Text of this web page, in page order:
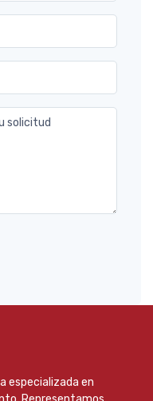
solicitud
especializada en